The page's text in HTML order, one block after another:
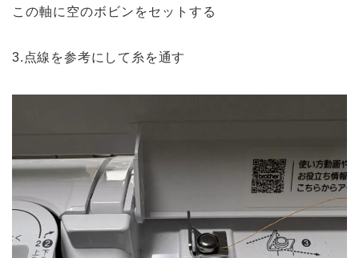
この軸に空のボビンをセットする
3.点線を参考にして糸を通す